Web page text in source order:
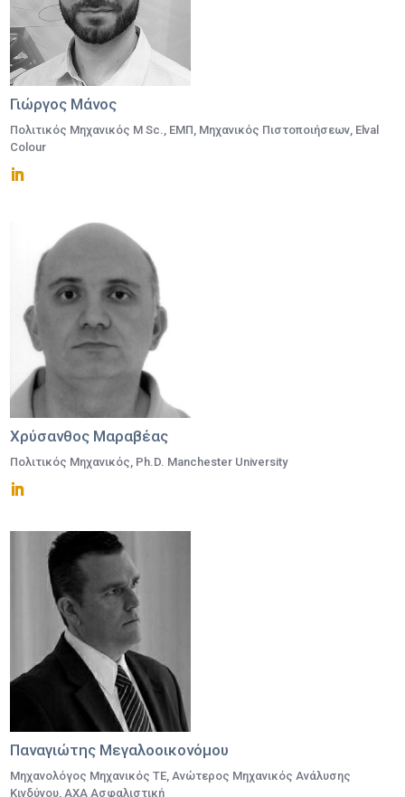
Γιώργος Μάνος
Πολιτικός Μηχανικός M Sc., ΕΜΠ, Μηχανικός Πιστοποιήσεων, Elval
Colour
Χρύσανθος Μαραβέας
Πολιτικός Μηχανικός, Ph.D. Manchester University
Παναγιώτης Μεγαλοοικονόμου
Μηχανολόγος Μηχανικός ΤΕ, Ανώτερος Μηχανικός Ανάλυσης
Κινδύνου, ΑΧΑ Ασφαλιστική